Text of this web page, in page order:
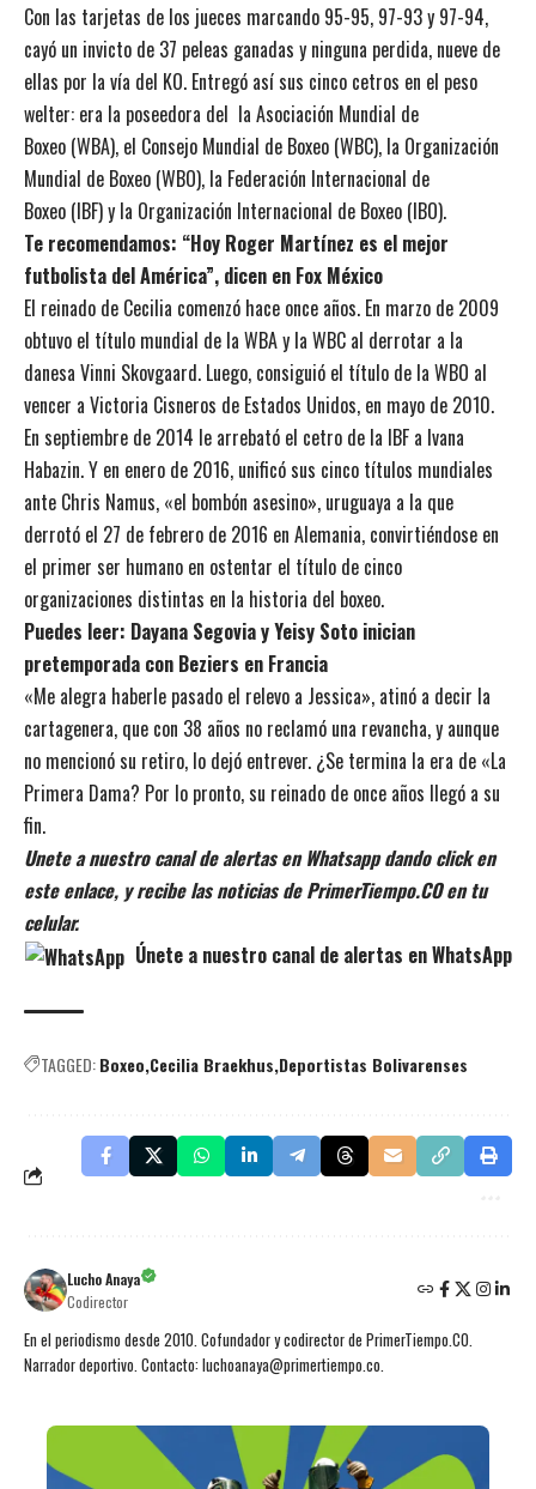
Con las tarjetas de los jueces marcando 95-95, 97-93 y 97-94,
cayó un invicto de 37 peleas ganadas y ninguna perdida, nueve de
ellas por la vía del KO. Entregó así sus cinco cetros en el peso
welter: era la poseedora del la Asociación Mundial de
Boxeo (WBA), el Consejo Mundial de Boxeo (WBC), la Organización
Mundial de Boxeo (WBO), la Federación Internacional de
Boxeo (IBF) y la Organización Internacional de Boxeo (IBO).
Te recomendamos: “Hoy Roger Martínez es el mejor
futbolista del América”, dicen en Fox México
El reinado de Cecilia comenzó hace once años. En marzo de 2009
obtuvo el título mundial de la WBA y la WBC al derrotar a la
danesa Vinni Skovgaard. Luego, consiguió el título de la WBO al
vencer a Victoria Cisneros de Estados Unidos, en mayo de 2010.
En septiembre de 2014 le arrebató el cetro de la IBF a Ivana
Habazin. Y en enero de 2016, unificó sus cinco títulos mundiales
ante Chris Namus, «el bombón asesino», uruguaya a la que
derrotó el 27 de febrero de 2016 en Alemania, convirtiéndose en
el primer ser humano en ostentar el título de cinco
organizaciones distintas en la historia del boxeo.
Puedes leer: Dayana Segovia y Yeisy Soto inician
pretemporada con Beziers en Francia
«Me alegra haberle pasado el relevo a Jessica», atinó a decir la
cartagenera, que con 38 años no reclamó una revancha, y aunque
no mencionó su retiro, lo dejó entrever. ¿Se termina la era de «La
Primera Dama? Por lo pronto, su reinado de once años llegó a su
fin.
Unete a nuestro canal de alertas en Whatsapp dando click en
este enlace, y recibe las noticias de PrimerTiempo.CO en tu
celular.
Únete a nuestro canal de alertas en WhatsApp
TAGGED:Boxeo Cecilia Braekhus Deportistas Bolivarenses
Lucho Anaya
Codirector
En el periodismo desde 2010. Cofundador y codirector de PrimerTiempo.CO.
Narrador deportivo. Contacto: luchoanaya@primertiempo.co.